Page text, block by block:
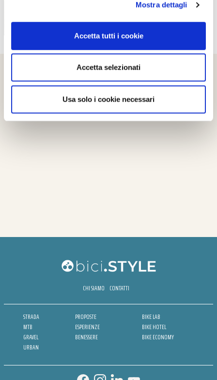
Mostra dettagli
Accetta tutti i cookie
Accetta selezionati
Usa solo i cookie necessari
CHI SIAMO CONTATTI
STRADA
MTB
GRAVEL
URBAN
PROPOSTE
ESPERIENZE
BENESSERE
BIKE LAB
BIKE HOTEL
BIKE ECONOMY